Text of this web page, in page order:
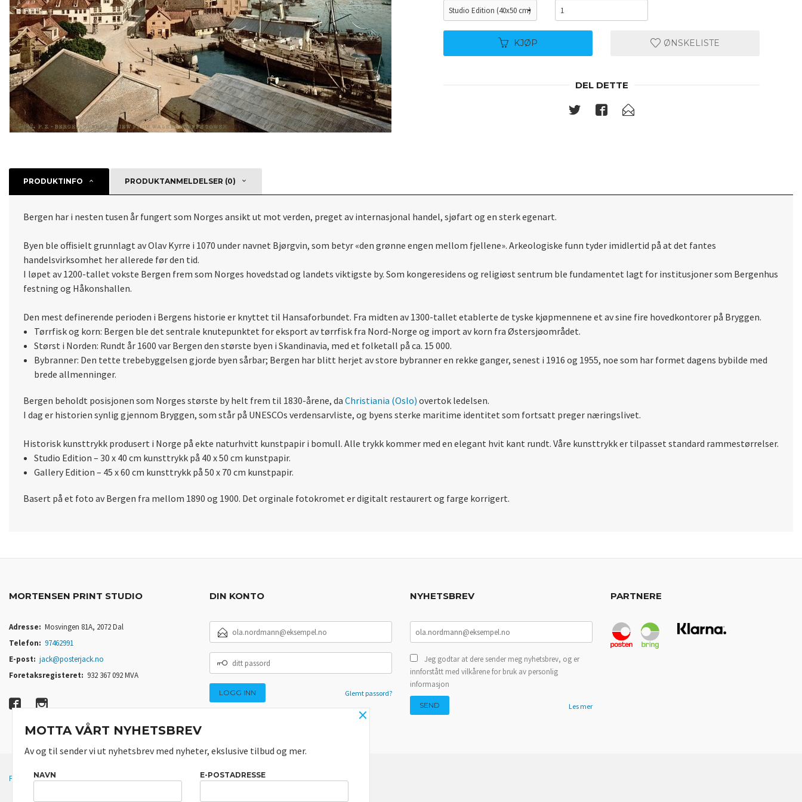
KJØP ØNSKELISTE
DEL DETTE
PRODUKTINFO PRODUKTANMELDELSER (0)
Bergen har i nesten tusen år fungert som Norges ansikt ut mot verden, preget av internasjonal handel, sjøfart og en sterk egenart.
Byen ble offisielt grunnlagt av Olav Kyrre i 1070 under navnet Bjørgvin, som betyr «den grønne engen mellom fjellene». Arkeologiske funn tyder imidlertid på at det fantes
handelsvirksomhet her allerede før den tid.
I løpet av 1200-tallet vokste Bergen frem som Norges hovedstad og landets viktigste by. Som kongeresidens og religiøst sentrum ble fundamentet lagt for institusjoner som Bergenhus
festning og Håkonshallen.
Den mest definerende perioden i Bergens historie er knyttet til Hansaforbundet. Fra midten av 1300-tallet etablerte de tyske kjøpmennene et av sine fire hovedkontorer på Bryggen.
Tørrfisk og korn: Bergen ble det sentrale knutepunktet for eksport av tørrfisk fra Nord-Norge og import av korn fra Østersjøområdet.
Størst i Norden: Rundt år 1600 var Bergen den største byen i Skandinavia, med et folketall på ca. 15 000.
Bybranner: Den tette trebebyggelsen gjorde byen sårbar; Bergen har blitt herjet av store bybranner en rekke ganger, senest i 1916 og 1955, noe som har formet dagens bybilde med
brede allmenninger.
Bergen beholdt posisjonen som Norges største by helt frem til 1830-årene, da Christiania (Oslo) overtok ledelsen.
I dag er historien synlig gjennom Bryggen, som står på UNESCOs verdensarvliste, og byens sterke maritime identitet som fortsatt preger næringslivet.
Historisk kunsttrykk produsert i Norge på ekte naturhvitt kunstpapir i bomull. Alle trykk kommer med en elegant hvit kant rundt. Våre kunsttrykk er tilpasset standard rammestørrelser.
Studio Edition – 30 x 40 cm kunsttrykk på 40 x 50 cm kunstpapir.
Gallery Edition – 45 x 60 cm kunsttrykk på 50 x 70 cm kunstpapir.
Basert på et foto av Bergen fra mellom 1890 og 1900. Det orginale fotokromet er digitalt restaurert og farge korrigert.
MORTENSEN PRINT STUDIO
Adresse: Mosvingen 81A, 2072 Dal
Telefon: 97462991
E-post: jack@posterjack.no
Foretaksregisteret: 932 367 092 MVA
DIN KONTO
POSTADRESSE
PASSORD
Glemt passord?
NYHETSBREV
Jeg godtar at dere sender meg nyhetsbrev, og er
innforstått med vilkårene for bruk av personlig
informasjon
Les mer
PARTNERE
FRAKT KJØPSBETINGELSER SIKKERHET OG PERSONVERN NYHETSBREV
×
MOTTA VÅRT NYHETSBREV
Av og til sender vi ut nyhetsbrev med nyheter, ekslusive tilbud og mer.
NAVN E-POSTADRESSE